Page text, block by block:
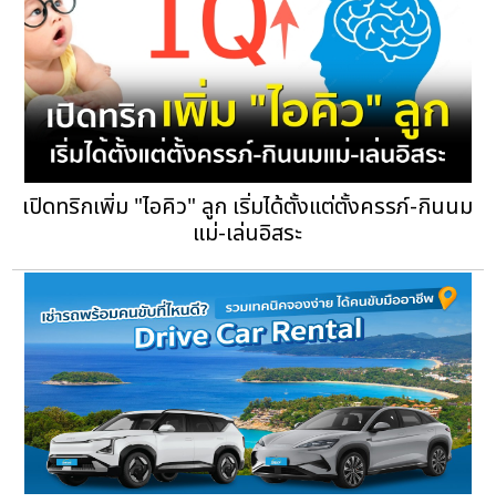
เปิดทริกเพิ่ม "ไอคิว" ลูก เริ่มได้ตั้งแต่ตั้งครรภ์-กินนม
แม่-เล่นอิสระ